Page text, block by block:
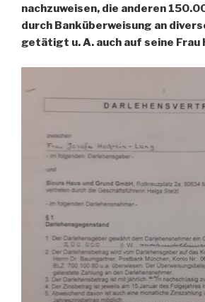
nachzuweisen, die anderen
durch Banküberweisung an
getätigt u. A. auch auf seine Frau